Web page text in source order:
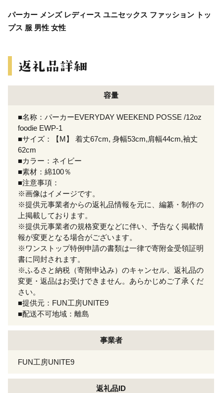
パーカー メンズ レディース ユニセックス ファッション トッ
プス 服 男性 女性
容量
■名称：パーカーEVERYDAY WEEKEND POSSE /12oz
foodie EWP-1
■サイズ：【M】 着丈67cm, 身幅53cm,肩幅44cm,袖丈
62cm
■カラー：ネイビー
■素材：綿100％
■注意事項：
※画像はイメージです。
※提供元事業者からの返礼品情報を元に、編纂・制作の
上掲載しております。
※提供元事業者の規格変更などに伴い、予告なく掲載情
報が変更となる場合がございます。
※ワンストップ特例申請の書類は一律で寄附金受領証明
書に同封されます。
※ふるさと納税（寄附申込み）のキャンセル、返礼品の
変更・返品はお受けできません。あらかじめご了承くだ
さい。
■提供元：FUN工房UNITE9
■配送不可地域：離島
事業者
FUN工房UNITE9
返礼品ID